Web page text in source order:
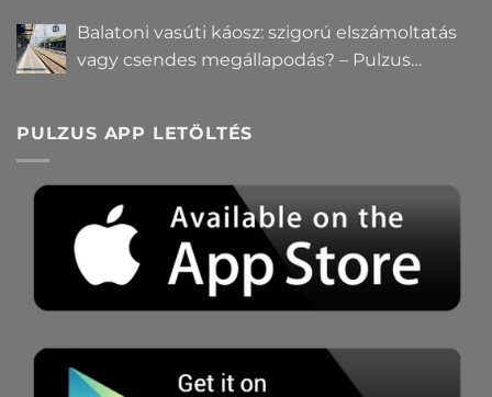
Balatoni vasúti káosz: szigorú elszámoltatás
vagy csendes megállapodás? – Pulzus
PULZUS APP LETÖLTÉS